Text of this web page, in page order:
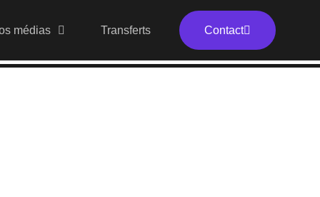
médias Transferts Contact